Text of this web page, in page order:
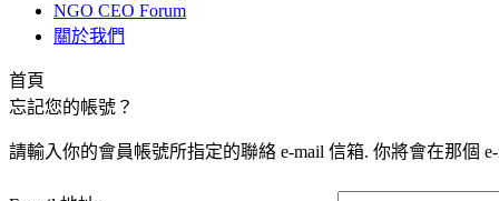
NGO CEO Forum
關於我們
首頁
忘記您的帳號？
請輸入你的會員帳號所指定的聯絡 e-mail 信箱. 你將會在那個